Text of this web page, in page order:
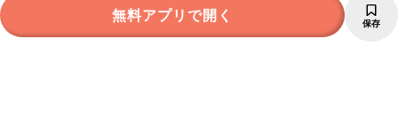
無料アプリで開く 保存